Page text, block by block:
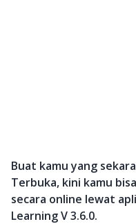
Buat kamu yang
Terbuka, kini kamu
secara online lewat
Learning V 3.6.0.